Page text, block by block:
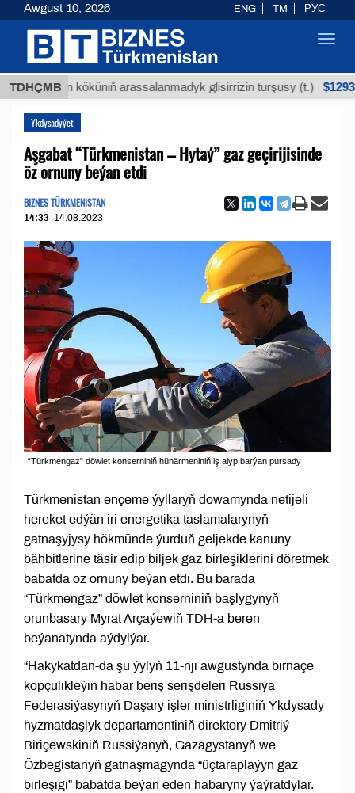
TDHÇMB
köküniň arassalanmadyk glisirrizin turşusy (t.) $12935,18
Ykdysadyýet
Aşgabat “Türkmenistan – Hytaý” gaz geçirijisinde
öz ornuny beýan etdi
BIZNES TÜRKMENISTAN
14:33 14.08.2023
“Türkmengaz” döwlet konserniniň hünärmeniniň iş alyp barýan pursady
Türkmenistan ençeme ýyllaryň dowamynda netijeli
hereket edýän iri energetika taslamalarynyň
gatnaşyjysy hökmünde ýurduň geljekde kanuny
bähbitlerine täsir edip biljek gaz birleşiklerini döretmek
babatda öz ornuny beýan etdi. Bu barada
“Türkmengaz” döwlet konserniniň başlygynyň
orunbasary Myrat Arçaýewiň TDH-a beren
beýanatynda aýdylýar.
“Hakykatdan-da şu ýylyň 11-nji awgustynda birnäçe
köpçülikleýin habar beriş serişdeleri Russiýa
Federasiýasynyň Daşary işler ministrliginiň Ykdysady
hyzmatdaşlyk departamentiniň direktory Dmitriý
Biriçewskiniň Russiýanyň, Gazagystanyň we
Özbegistanyň gatnaşmagynda “üçtaraplaýyn gaz
birleşigi” babatda beýan eden habaryny ýaýratdylar.
Awgust 10, 2026 ENG TM РУС